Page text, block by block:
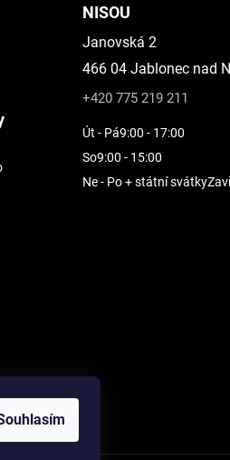
NISOU
Janovská 2
466 04 Jablonec nad
+420 775 219 211
Út - Pá9:00 - 17:00
So9:00 - 15:00
Ne - Po + státní svátky